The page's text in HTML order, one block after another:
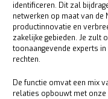
identificeren. Dit zal
netwerken op maat van de
productinnovatie en
zakelijke gebieden. Je zult
toonaangevende experts
rechten.
De functie omvat een mix
relaties opbouwt met onze